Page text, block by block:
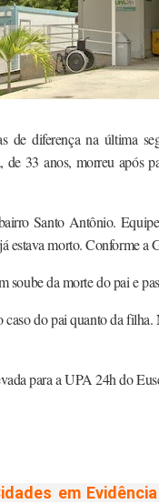
de diferença na última
33 anos, morreu após
Santo Antônio.
estava morto. Conforme
soube da morte do pai e
do pai quanto da
para a UPA 24h do
em Evidência